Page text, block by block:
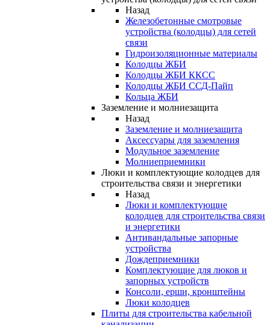
Назад
Железобетонные смотровые
устройства (колодцы) для сетей
связи
Гидроизоляционные материалы
Колодцы ЖБИ
Колодцы ЖБИ ККСС
Колодцы ЖБИ ССД-Пайп
Кольца ЖБИ
Заземление и молниезащита
Назад
Заземление и молниезащита
Аксессуары для заземления
Модульное заземление
Молниеприемники
Люки и комплектующие колодцев для
строительства связи и энергетики
Назад
Люки и комплектующие
колодцев для строительства связи
и энергетики
Антивандальные запорные
устройства
Дождеприемники
Комплектующие для люков и
запорных устройств
Консоли, ерши, кронштейны
Люки колодцев
Плиты для строительства кабельной